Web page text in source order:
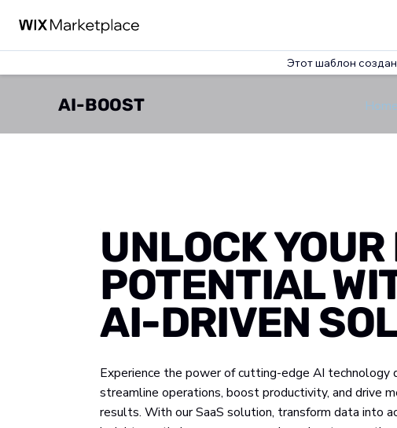
Этот шаблон создан